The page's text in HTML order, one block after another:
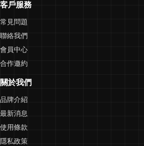
客戶服務
常見問題
聯絡我們
會員中心
合作邀約
關於我們
品牌介紹
最新消息
使用條款
隱私政策